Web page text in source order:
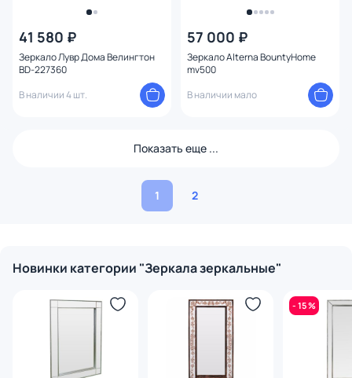
41 580 ₽
Зеркало Лувр Дома Велингтон
BD-227360
В наличии 4 шт.
57 000 ₽
Зеркало Alterna BountyHome
mv500
В наличии мало
Показать еще ...
1 2
Новинки категории "Зеркала зеркальные"
- 15 %